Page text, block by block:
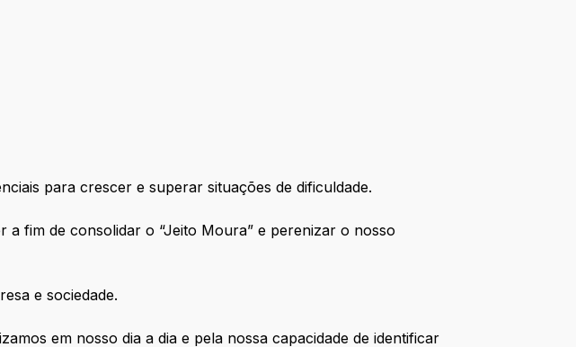
para crescer e superar situações de dificuldade.
fim de consolidar o “Jeito Moura” e perenizar o nosso
e sociedade.
em nosso dia a dia e pela nossa capacidade de identificar